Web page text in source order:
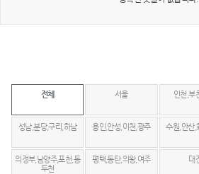
전체 서울 인천,부
성남,분당,구리,하남 용인,안성,이천,광주 수원,안산,
의정부,남양주,포천,동
두천
평택,동탄,의왕,여주 대